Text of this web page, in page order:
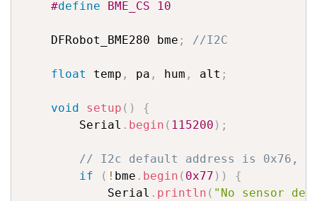
#define BME_CS 10
    DFRobot_BME280 bme
; //I2C
float temp , pa , hum , alt ;
void setup ( )
{
        Serial
. begin ( 115200 ) ;
// I2c default address is 0x76, if
if
( ! bme . begin ( 0x77 ) )
{
            Serial
. println ( "No sensor